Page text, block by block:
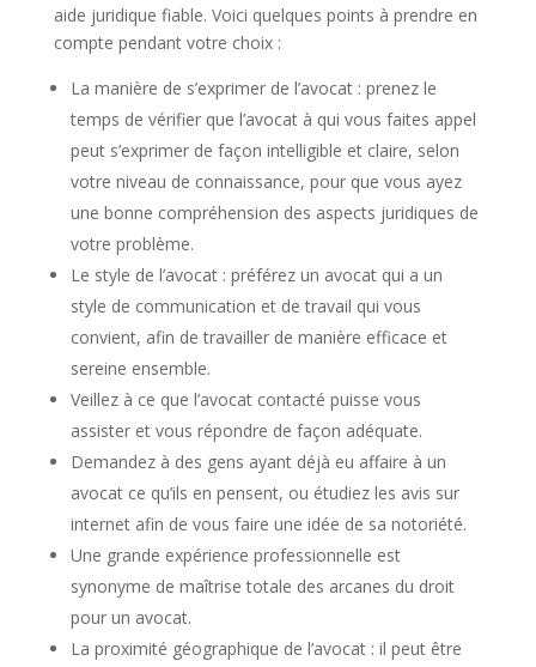
aide juridique fiable. Voici quelques points à prendre en
compte pendant votre choix :
La manière de s’exprimer de l’avocat : prenez le
temps de vérifier que l’avocat à qui vous faites appel
peut s’exprimer de façon intelligible et claire, selon
votre niveau de connaissance, pour que vous ayez
une bonne compréhension des aspects juridiques de
votre problème.
Le style de l’avocat : préférez un avocat qui a un
style de communication et de travail qui vous
convient, afin de travailler de manière efficace et
sereine ensemble.
Veillez à ce que l’avocat contacté puisse vous
assister et vous répondre de façon adéquate.
Demandez à des gens ayant déjà eu affaire à un
avocat ce qu’ils en pensent, ou étudiez les avis sur
internet afin de vous faire une idée de sa notoriété.
Une grande expérience professionnelle est
synonyme de maîtrise totale des arcanes du droit
pour un avocat.
La proximité géographique de l’avocat : il peut être